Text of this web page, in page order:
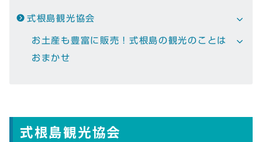
式根島観光協会
お土産も豊富に販売！式根島の観光のことは
おまかせ
式根島観光協会